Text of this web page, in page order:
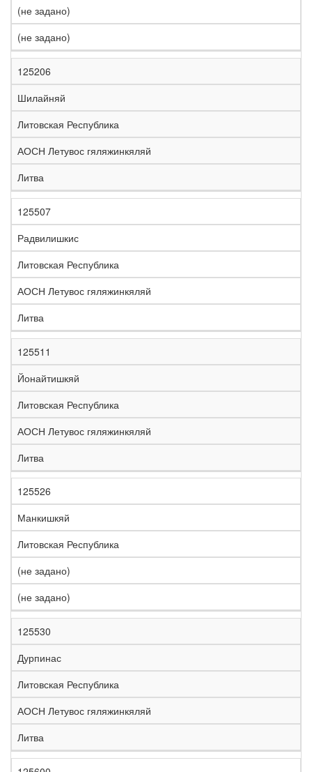
(не задано)
(не задано)
125206
Шилайняй
Литовская Республика
АОСН Летувос гяляжинкяляй
Литва
125507
Радвилишкис
Литовская Республика
АОСН Летувос гяляжинкяляй
Литва
125511
Йонайтишкяй
Литовская Республика
АОСН Летувос гяляжинкяляй
Литва
125526
Манкишкяй
Литовская Республика
(не задано)
(не задано)
125530
Дурпинас
Литовская Республика
АОСН Летувос гяляжинкяляй
Литва